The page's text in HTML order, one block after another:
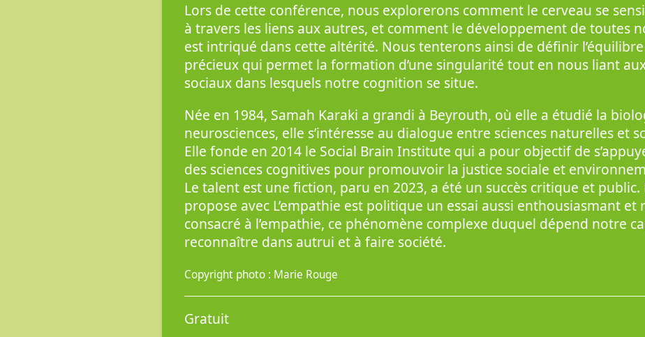
Lors de cette conférence, nous explorerons comment le cerveau se
à travers les liens aux autres, et comment le développement de toutes
est intriqué dans cette altérité. Nous tenterons ainsi de définir
précieux qui permet la formation d’une singularité tout en nous liant
sociaux dans lesquels notre cognition se situe.
Née en 1984, Samah Karaki a grandi à Beyrouth, où elle a étudié la
neurosciences, elle s’intéresse au dialogue entre sciences naturelles et
Elle fonde en 2014 le Social Brain Institute qui a pour objectif de
des sciences cognitives pour promouvoir la justice sociale et
Le talent est une fiction, paru en 2023, a été un succès critique et public.
propose avec L’empathie est politique un essai aussi enthousiasmant et
consacré à l’empathie, ce phénomène complexe duquel dépend notre
reconnaître dans autrui et à faire société.
Copyright photo : Marie Rouge
Gratuit